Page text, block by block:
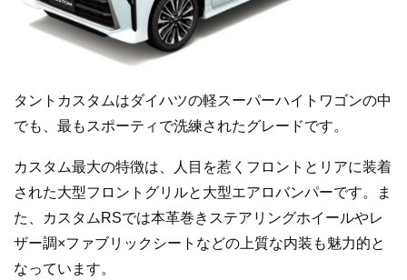
タントカスタムはダイハツの軽スーパーハイトワゴンの中
でも、最もスポーティで洗練されたグレードです。
カスタム最大の特徴は、人目を惹くフロントとリアに装着
された大型フロントグリルと大型エアロバンパーです。ま
た、カスタムRSでは本革巻きステアリングホイールやレ
ザー調×ファブリックシートなどの上質な内装も魅力的と
なっています。